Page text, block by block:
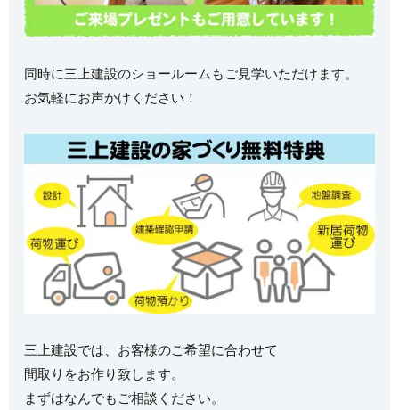
同時に三上建設のショールームもご見学いただけます。
お気軽にお声かけください！
三上建設では、お客様のご希望に合わせて
間取りをお作り致します。
まずはなんでもご相談ください。